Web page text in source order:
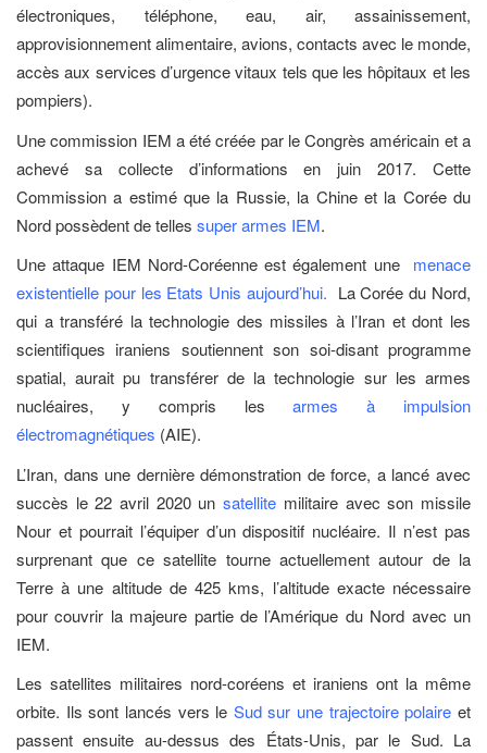
électroniques, téléphone, eau, air, assainissement,
approvisionnement alimentaire, avions, contacts avec le monde,
accès aux services d’urgence vitaux tels que les hôpitaux et les
pompiers).
Une commission IEM a été créée par le Congrès américain et a
achevé sa collecte d’informations en juin 2017. Cette
Commission a estimé que la Russie, la Chine et la Corée du
Nord possèdent de telles super armes IEM.
Une attaque IEM Nord-Coréenne est également une
menace
existentielle pour les Etats Unis aujourd’hui. La Corée du Nord,
qui a transféré la technologie des missiles à l’Iran et dont les
scientifiques iraniens soutiennent son soi-disant programme
spatial, aurait pu transférer de la technologie sur les armes
nucléaires, y compris lesarmes à impulsion
électromagnétiques (AIE).
L’Iran, dans une dernière démonstration de force, a lancé avec
succès le 22 avril 2020 unsatellite militaireavec son missile
Nour et pourrait l’équiper d’un dispositif nucléaire. Il n’est pas
surprenant que ce satellite tourne actuellement autour de la
Terre à une altitude de 425 kms, l’altitude exacte nécessaire
pour couvrir la majeure partie de l’Amérique du Nord avec un
IEM.
Les satellites militaires nord-coréens et iraniens ont la même
orbite. Ils sont lancés vers le Sud sur une trajectoire polaire et
passent ensuite au-dessus des États-Unis, par le Sud. La